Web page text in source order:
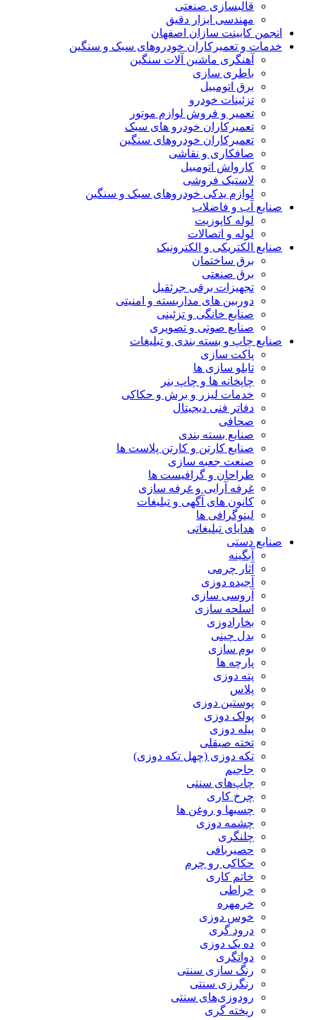
قالبسازی صنعتی
مهندسی ابزار دقیق
انجمن کابینت سازان اصفهان
خدمات و تعمیرکاران خودروهای سبک و سنگین
آهنگری ماشین آلات سنگین
باطری سازی
برق اتومبیل
تزئینات خودرو
تعمیر و فروش لوازم موتور
تعمیرکاران خودرو های سبک
تعمیرکاران خودروهای سنگین
صافکاری و نقاشی
کارواش اتومبیل
لاستیک فروشی
لوازم یدکی خودروهای سبک و سنگین
صنایع آب و فاضلاب
لوله کاپوزیت
لوله و اتصالات
صنایع الکتریکی و الکترونیک
برق ساختمان
برق صنعتی
تجهیزات برقی جرثقیل
دوربین های مداربسته و امنیتی
صنایع خانگی و تزئینی
صنایع صوتی و تصویری
صنایع چاپ و بسته بندی و تبلیغات
پاکت سازی
تابلو سازی ها
چاپخانه ها و چاپ بنر
خدمات لیزر و برش و حکاکی
دفاتر فنی دیجیتال
صحافی
صنایع بسته بندی
صنایع کارتن و کارتن پلاست ها
صنعت جعبه سازی
طراحان و گرافیست ها
غرفه آرایی و غرفه سازی
کانون های آگهی و تبلیغات
لیتوگرافی ها
هدایای تبلیغاتی
صنایع دستی
آبگینه
آثار چرمی
آجیده دوزی
آروسی سازی
اسلحه سازی
بخارادوزی
بدل چینی
بوم سازی
پارچه ها
پته دوزی
پلاس
پوستین دوزی
پولک دوزی
پیله دوزی
تخته صیقلی
تکه دوزی (چهل تکه دوزی)
جاجیم
چاپ‌های سنتی
چرخ کاری
چسبها و روغن ها
چشمه دوزی
چلنگری
حصیربافی
حکاکی رو چرم
خاتم کاری
خراطی
خرمهره
خوس دوزی
درود گری
ده یک دوزی
دواتگری
رنگ سازی سنتی
رنگرزی سنتی
رودوزی‌های سنتی
ریخته گری